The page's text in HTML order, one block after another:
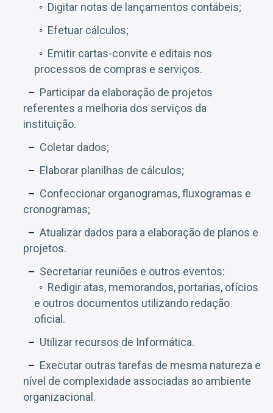
Digitar notas de lançamentos contábeis;
Efetuar cálculos;
Emitir cartas-convite e editais nos
processos de compras e serviços.
Participar da elaboração de projetos
referentes a melhoria dos serviços da
instituição.
Coletar dados;
Elaborar planilhas de cálculos;
Confeccionar organogramas, fluxogramas e
cronogramas;
Atualizar dados para a elaboração de planos e
projetos.
Secretariar reuniões e outros eventos:
Redigir atas, memorandos, portarias, ofícios
e outros documentos utilizando redação
oficial.
Utilizar recursos de Informática.
Executar outras tarefas de mesma natureza e
nível de complexidade associadas ao ambiente
organizacional.